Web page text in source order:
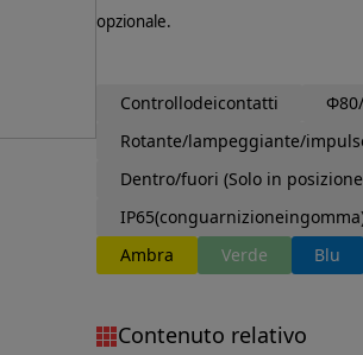
opzionale.
Controllodeicontatti
Rotante/lampeggiante/
Dentro/fuori (Solo in
Ambra
Verde Blu
Contenuto relativo